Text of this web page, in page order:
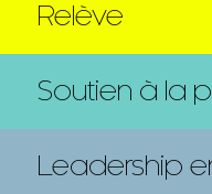
Relève
Soutien à la
Leadership